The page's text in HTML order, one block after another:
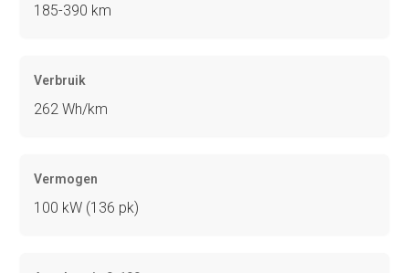
185-390 km
Verbruik
262 Wh/km
Vermogen
100 kW (136 pk)